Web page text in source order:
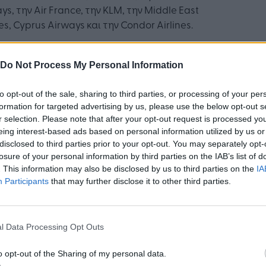
Do Not Process My Personal Information
opt-out of the sale, sharing to third parties, or processing of your
for targeted advertising by us, please use the below opt-out
selection. Please note that after your opt-out request is processed
interest-based ads based on personal information utilized by us
to third parties prior to your opt-out. You may separately
of your personal information by third parties on the IAB’s list of
This information may also be disclosed by us to third parties on the
Participants that may further disclose it to other third parties.
Data Processing Opt Outs
opt-out of the Sharing of my personal data.
την Air France, την KLM, την Middle East
Cyprus Airways και την Condor Airlines.
που αναπτύχθηκε το πρόγραμμα
byeasyJet , μπορέσαμε να ανοίξουμε
παγκόσμιους προορισμούς σε αεροπορικές
χαμηλού κόστους σε όλο τον κόσμο. Η
εικονικής διασύνδεσης μας επιτρέπει
μεταξύ αεροπορικών εταιρειών και
τους ταξιδιώτες με μια απρόσκοπτη, γρήγορη
στο αναπτυσσόμενο δίκτυο
να ανοίξουμε νέες εμπορικές